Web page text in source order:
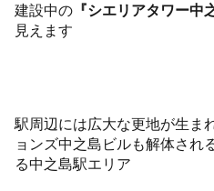
建設中の 『シエリアタワー中
見えます
駅周辺には広大な更地が生ま
ョンズ中之島ビルも解体され
る中之島駅エリア